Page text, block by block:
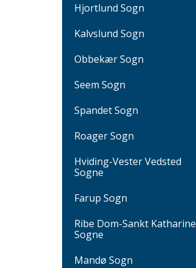
Hjortlund Sogn
Kalvslund Sogn
Obbekær Sogn
Seem Sogn
Spandet Sogn
Roager Sogn
Hviding-Vester Vedsted
Sogne
Farup Sogn
Ribe Dom-Sankt Katharine
Sogne
Mandø Sogn